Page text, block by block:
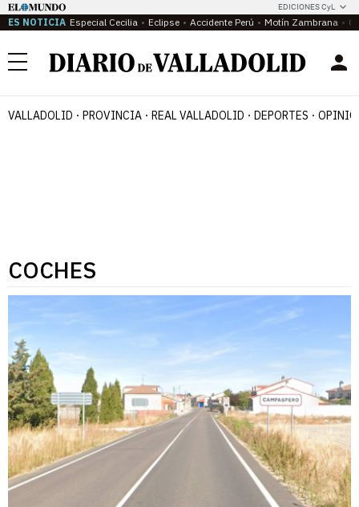
EDICIONES CyL
ES NOTICIA Especial Cecilia Eclipse Accidente Perú Motín Zambrana
Menú
VALLADOLID PROVINCIA REAL VALLADOLID DEPORTES
COCHES